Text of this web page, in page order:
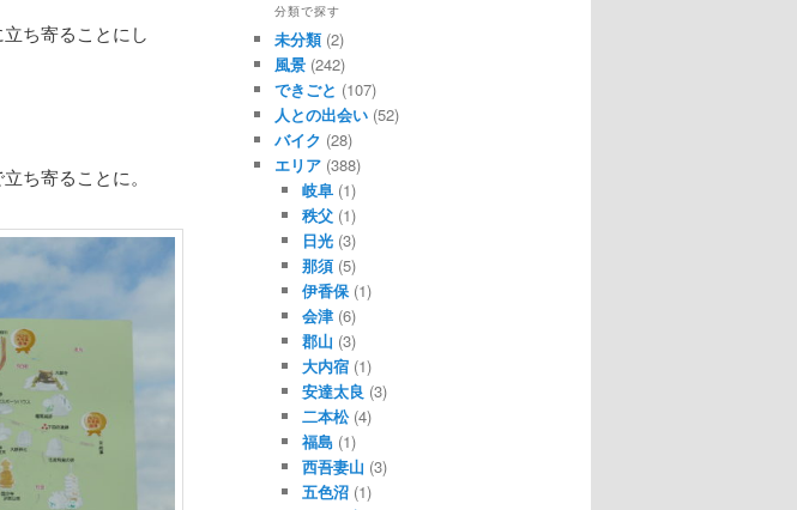
ち寄ることにし
ち寄ることに。
分類で探す
未分類(2)
風景 (242)
できごと (107)
人との出会い (52)
バイク (28)
エリア (388)
岐阜(1)
秩父(1)
日光(3)
那須(5)
伊香保(1)
会津(6)
郡山 (3)
大内宿(1)
安達太良 (3)
二本松(4)
福島(1)
西吾妻山 (3)
五色沼(1)